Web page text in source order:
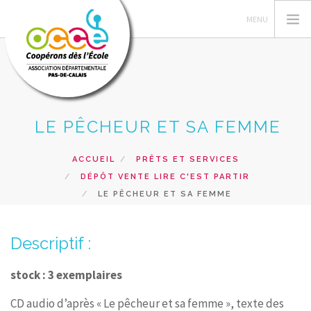
L'OCCE 62
RESSOURCES ET SERVICES
RECHERCHER
CONTACT
LE PÊCHEUR ET SA FEMME
ACCUEIL
PRÊTS ET SERVICES
DÉPÔT VENTE LIRE C'EST PARTIR
LE PÊCHEUR ET SA FEMME
Descriptif :
stock : 3 exemplaires
CD audio d’après « Le pêcheur et sa femme », texte des